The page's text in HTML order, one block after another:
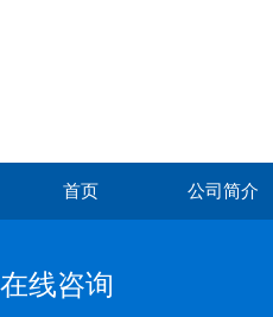
首页 公司简介
在线咨询